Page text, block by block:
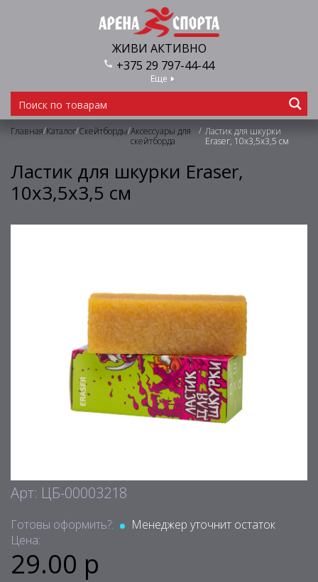
ЖИВИ АКТИВНО
+375 29 797-44-44
Еще
Главная/Каталог/Скейтборды/Аксессуары для
скейтборда
/ Ластик для шкурки
Eraser, 10х3,5х3,5 см
Ластик для шкурки Eraser,
10х3,5х3,5 см
Арт: ЦБ-00003218
Готовы оформить?:
Менеджер уточнит остаток
Цена:
29.00 р